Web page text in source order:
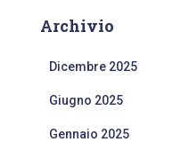
Archivio
Dicembre 2025
Giugno 2025
Gennaio 2025